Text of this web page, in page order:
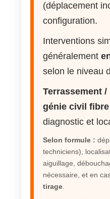
(déplacement
configuration.
Interventions
généralement
selon le niveau
Terrassement
génie civil
diagnostic et
Selon formule :
techniciens),
aiguillage,
nécessaire, et en
tirage.